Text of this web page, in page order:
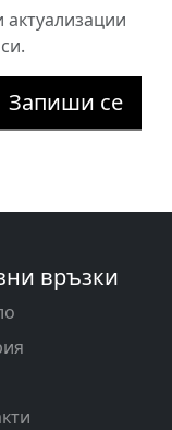
Запиши се
връзки